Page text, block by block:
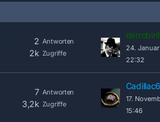
Antworten
2
Zugriffe
2k
24.
22:32
Antworten
7
Zugriffe
3,2k
17.
15:46